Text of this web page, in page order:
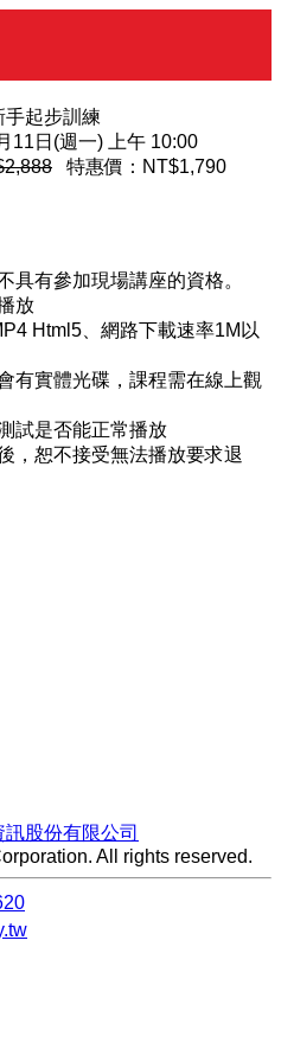
手起步訓練
11日(週一) 上午 10:00
特惠價： NT$1,790
具有參加現場講座的資格。
放
Html5、網路下載速率1M以
有實體光碟，課程需在線上觀
試是否能正常播放
，恕不接受無法播放要求退
股份有限公司
All rights reserved.